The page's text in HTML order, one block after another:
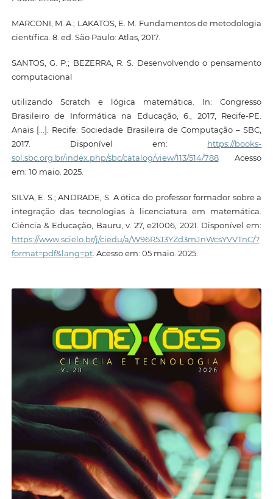
MARCONI, M. A.; LAKATOS, E. M. Fundamentos de metodologia
científica. 8. ed. São Paulo: Atlas, 2017.
SANTOS, G. P.; BEZERRA, R. S. Desenvolvendo o pensamento
computacional
utilizando Scratch e lógica matemática. In: Congresso
Brasileiro de Informática na Educação, 6., 2017, Recife-PE.
Anais [...]. Recife: Sociedade Brasileira de Computação – SBC,
2017. Disponível em: https://books-
sol.sbc.org.br/index.php/sbc/catalog/view/113/514/788Acesso
em: 10 maio. 2025.
SILVA, E. S.; ANDRADE, S. A ótica do professor formador sobre a
integração das tecnologias à licenciatura em matemática.
Ciência & Educação, Bauru, v. 27, e21006, 2021. Disponível em:
https://www.scielo.br/j/ciedu/a/W96R5J3YZd3mJnWcsYVVTnC/?
format=pdf&lang=pt. Acesso em: 05 maio. 2025.